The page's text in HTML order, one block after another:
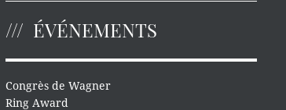
ÉVÉNEMENTS
Congrès de Wagner
Ring Award